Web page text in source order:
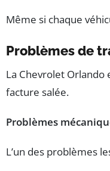
Même si chaque
Problèmes de
La Chevrolet
facture salée.
Problèmes
L’un des problèmes